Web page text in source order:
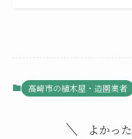
高崎市の植木屋・造園業者
よかっ